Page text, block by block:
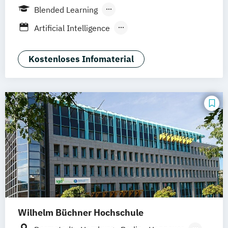
Berlin Frankfurt am Main
Blended Learning
Berufsbegleitendes Präsenzstudium
Artificial Intelligence
Medien- und Kommunikationsmanagement
Kostenloses Infomaterial
Wilhelm Büchner Hochschule